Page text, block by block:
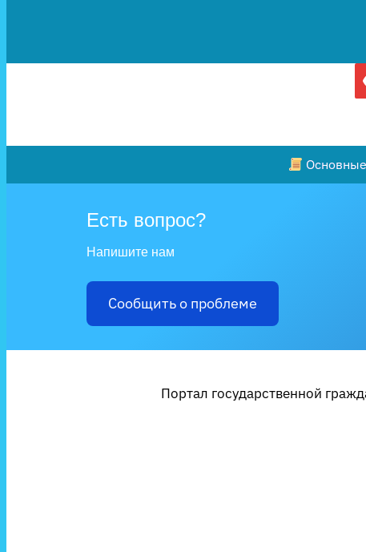
Есть вопрос?
Напишите нам
Сообщить о проблеме
Портал государственной